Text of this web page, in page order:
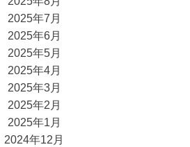
2025年7月
2025年6月
2025年5月
2025年4月
2025年3月
2025年2月
2025年1月
2024年12月